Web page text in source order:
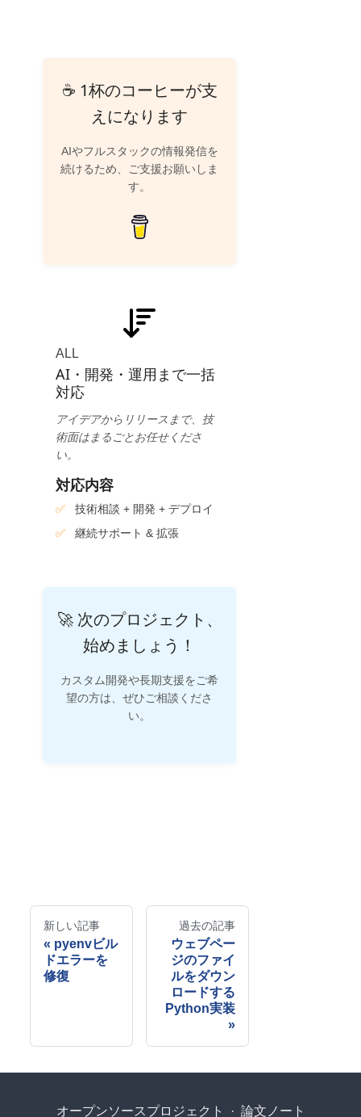
☕ 1杯のコーヒーが支
えになります
AIやフルスタックの情報発信を
続けるため、ご支援お願いしま
す。
ALL
AI・開発・運用まで一括
対応
アイデアからリリースまで、技
術面はまるごとお任せくださ
い。
対応内容
技術相談 + 開発 + デプロイ
継続サポート & 拡張
🚀 次のプロジェクト、
始めましょう！
カスタム開発や長期支援をご希
望の方は、ぜひご相談くださ
い。
新しい記事
pyenvビル
ドエラーを
修復
過去の記事
ウェブペー
ジのファイ
ルをダウン
ロードする
Python実装
オープンソースプロジェクト · 論文ノート